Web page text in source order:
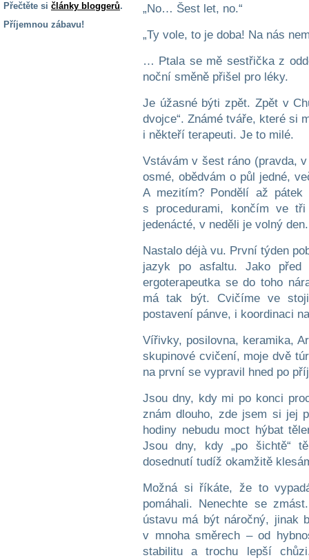
Přečtěte si články bloggerů.
Příjemnou zábavu!
„No… Šest let, no.“
„Ty vole, to je doba! Na nás
… Ptala se mě sestřička z
noční směně přišel pro léky.
Je úžasné býti zpět. Zpět v
dvojce“. Známé tváře, které si
i někteří terapeuti. Je to milé.
Vstávám v šest ráno (pravda,
osmé, obědvám o půl jedné,
A mezitím? Pondělí až
s procedurami, končím ve
jedenácté, v neděli je volný den.
Nastalo déjà vu. První týden
jazyk po asfaltu. Jako
ergoterapeutka se do toho
má tak být. Cvičíme ve
postavení pánve, i koordinaci
Vířivky, posilovna, keramika,
skupinové cvičení, moje dvě
na první se vypravil hned po
Jsou dny, kdy mi po konci
znám dlouho, zde jsem si jej
hodiny nebudu moct hýbat
Jsou dny, kdy „po šichtě“
dosednutí tudíž okamžitě
Možná si říkáte, že to
pomáhali. Nenechte se
ústavu má být náročný, jinak
v mnoha směrech – od
stabilitu a trochu lepší